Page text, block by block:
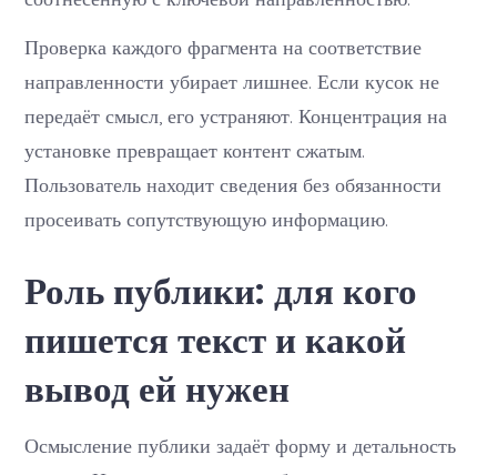
Проверка каждого фрагмента на соответствие
направленности убирает лишнее. Если кусок не
передаёт смысл, его устраняют. Концентрация на
установке превращает контент сжатым.
Пользователь находит сведения без обязанности
просеивать сопутствующую информацию.
Роль публики: для кого
пишется текст и какой
вывод ей нужен
Осмысление публики задаёт форму и детальность